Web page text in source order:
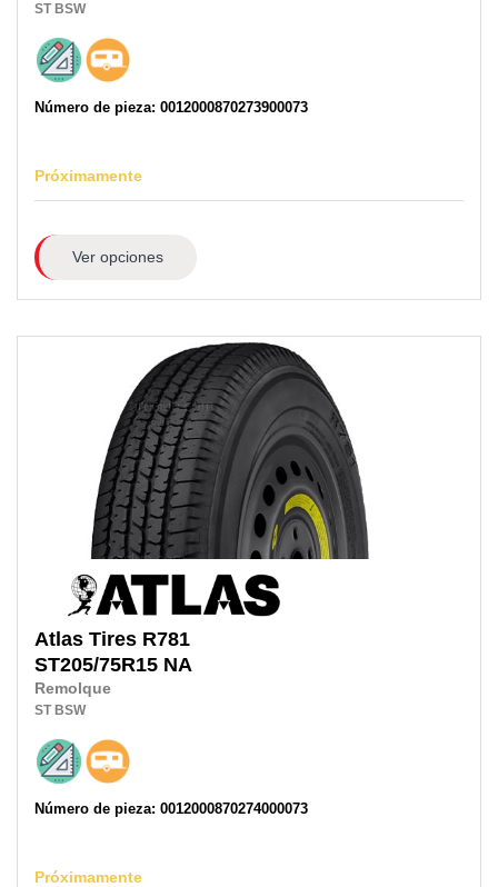
ST BSW
Número de pieza: 0012000870273900073
Próximamente
Ver opciones
Atlas Tires R781
ST205/75R15 NA
Remolque
ST BSW
Número de pieza: 0012000870274000073
Próximamente